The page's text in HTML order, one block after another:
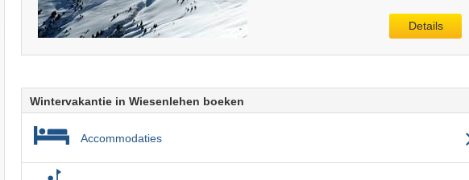
Details
Wintervakantie in Wiesenlehen boeken
Accommodaties